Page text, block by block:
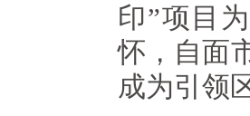
印”项目
怀，自面
成为引领